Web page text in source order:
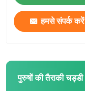
हमसे संपर्क करें
पुरुषों की तैराकी चड्डी